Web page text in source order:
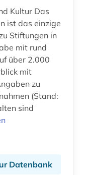
Kultur Das
ist das einzige
Stiftungen in
mit rund
über 2.000
mit
zu
(Stand:
sind
Datenbank